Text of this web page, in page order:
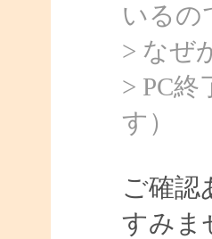
いるの
> なぜ
> PC
す）
ご確認
すみま